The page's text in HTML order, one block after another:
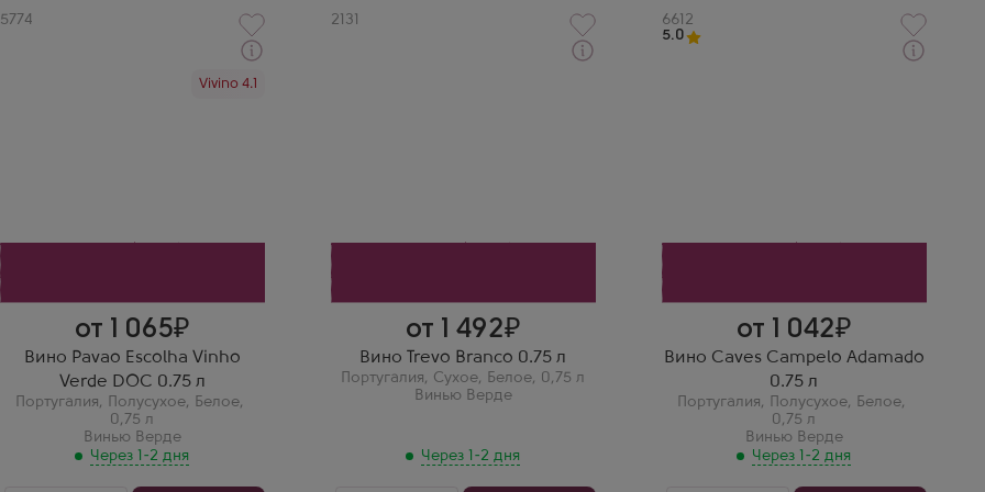
Артикул
5774
Vivino 4.1
от 1 065
Вино Pavao Escolha Vinho
Verde DOC 0.75 л
Португалия, Полусухое, Белое,
0,75 л
Винью Верде
Через 1-2 дня
Регион
Винью Верде
Артикул
2131
от 1 492
Вино Trevo Branco 0.75 л
Португалия, Сухое, Белое, 0,75 л
Винью Верде
Через 1-2 дня
Артикул
6612
5.0
от 1 042
Вино Caves Campelo Adamado
0.75 л
Португалия, Полусухое, Белое,
0,75 л
Винью Верде
Через 1-2 дня
Роман Зайцев
десертам.